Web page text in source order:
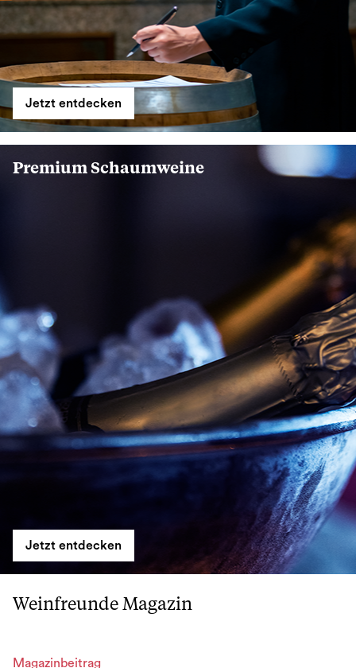
Jetzt entdecken
Premium Schaumweine
Jetzt entdecken
Weinfreunde Magazin
Magazinbeitrag